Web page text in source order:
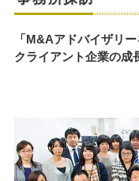
「M&Aアドバイザリ
クライアント企業の成